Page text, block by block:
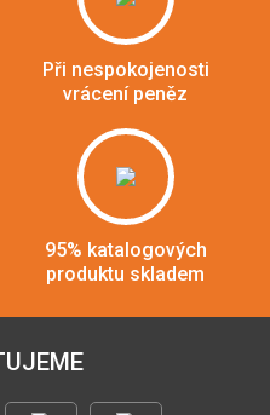
Při nespokojenosti
vrácení peněz
95% katalogových
produktu skladem